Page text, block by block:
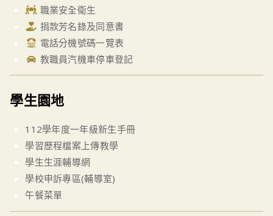
職業安全衛生
捐款芳名錄及同意書
電話分機號碼一覽表
教職員汽機車停車登記
學生園地
112學年度一年級新生手冊
學習歷程檔案上傳教學
學生生涯輔導網
學校申訴專區(輔導室)
午餐菜單